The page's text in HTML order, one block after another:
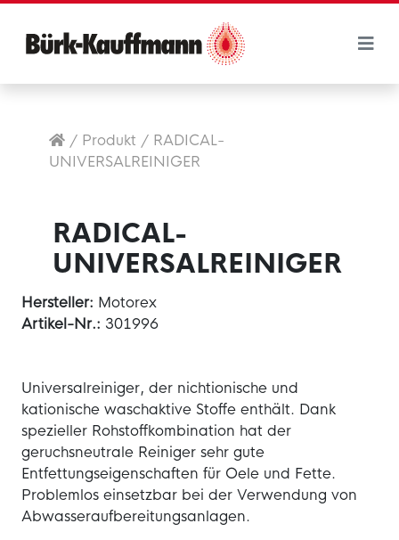
/ Produkt / RADICAL-
UNIVERSALREINIGER
RADICAL-
UNIVERSALREINIGER
Hersteller: Motorex
Artikel-Nr.: 301996
Universalreiniger, der nichtionische und
kationische waschaktive Stoffe enthält. Dank
spezieller Rohstoffkombination hat der
geruchsneutrale Reiniger sehr gute
Entfettungseigenschaften für Oele und Fette.
Problemlos einsetzbar bei der Verwendung von
Abwasseraufbereitungsanlagen.